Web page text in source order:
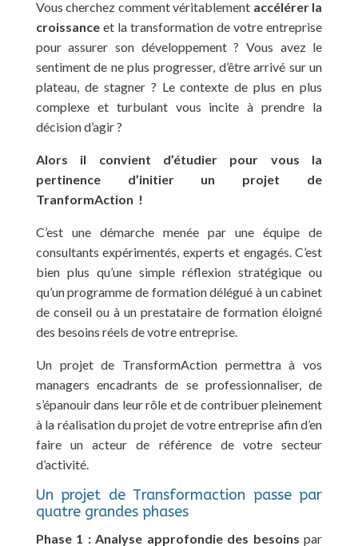
Vous cherchez comment véritablement accélérer la
croissanceet la transformation de votre entreprise
pour assurer son développement ? Vous avez le
sentiment de ne plus progresser, d’être arrivé sur un
plateau, de stagner ? Le contexte de plus en plus
complexe et turbulant vous incite à prendre la
décision d’agir ?
Alors il convient d’étudier pour vous la
pertinence d’initier un projet de
TranformAction !
C’est une démarche menée par une équipe de
consultants expérimentés, experts et engagés. C’est
bien plus qu’une simple réflexion stratégique ou
qu’un programme de formation délégué à un cabinet
de conseil ou à un prestataire de formation éloigné
des besoins réels de votre entreprise.
Un projet de TransformAction permettra à vos
managers encadrants de se professionnaliser, de
s’épanouir dans leur rôle et de contribuer pleinement
à la réalisation du projet de votre entreprise afin d’en
faire un acteur de référence de votre secteur
d’activité.
Un projet de Transformaction passe par
quatre grandes phases
Phase 1 : Analyse approfondie des besoins par